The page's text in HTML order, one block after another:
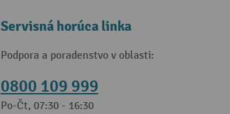
Servisná horúca linka
Podpora a poradenstvo v oblasti:
0800 109 999
Po-Čt, 07:30 - 16:30